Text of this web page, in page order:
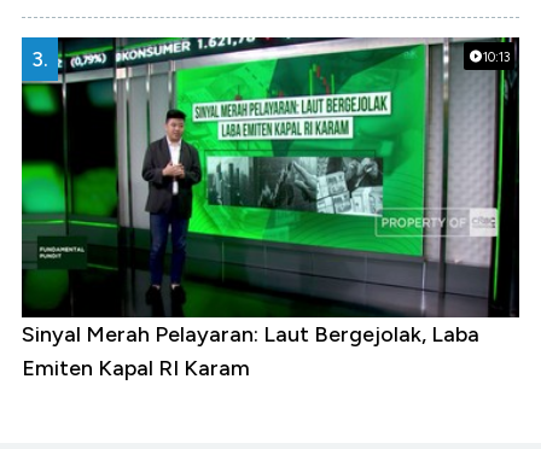
10:13
3.
Sinyal Merah Pelayaran: Laut Bergejolak, Laba
Emiten Kapal RI Karam